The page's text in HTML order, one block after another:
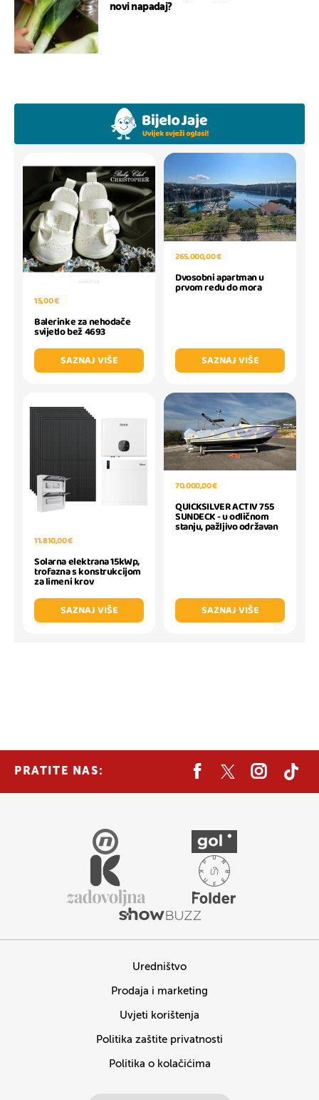
novi napadaj?
15,00 €
Balerinke za nehodače
svijetlo bež 4693
SAZNAJ VIŠE
265.000,00 €
Dvosobni apartman u
prvom redu do mora
SAZNAJ VIŠE
11.810,00 €
Solarna elektrana 15kWp,
trofazna s konstrukcijom
za limeni krov
SAZNAJ VIŠE
70.000,00 €
QUICKSILVER ACTIV 755
SUNDECK - u odličnom
stanju, pažljivo održavan
SAZNAJ VIŠE
PRATITE NAS:
Uredništvo
Prodaja i marketing
Uvjeti korištenja
Politika zaštite privatnosti
Politika o kolačićima